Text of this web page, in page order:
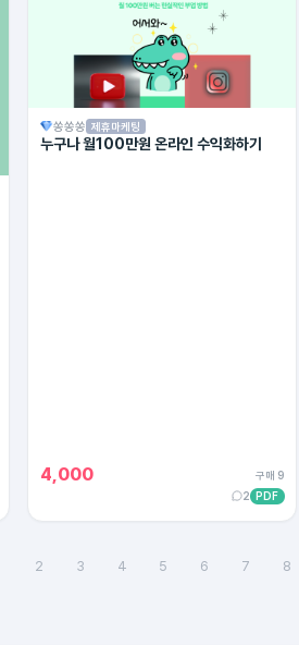
쏭쏭쏭 제휴마케팅
누구나 월100만원 온라인 수익화하기
4,000
구매 9
2
PDF
2 3 4 5 6 7 8